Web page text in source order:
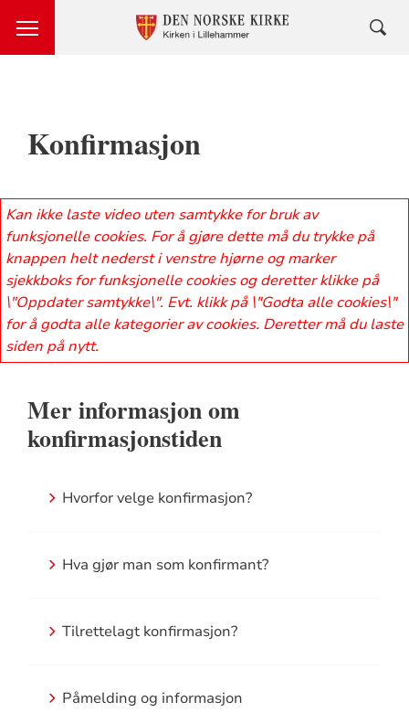
Konfirmasjon
Kan ikke laste video uten samtykke for bruk av
funksjonelle cookies. For å gjøre dette må du trykke på
knappen helt nederst i venstre hjørne og marker
sjekkboks for funksjonelle cookies og deretter klikke på
\"Oppdater samtykke\". Evt. klikk på \"Godta alle cookies\"
for å godta alle kategorier av cookies. Deretter må du laste
siden på nytt.
Mer informasjon om
konfirmasjonstiden
Hvorfor velge konfirmasjon?
Hva gjør man som konfirmant?
Tilrettelagt konfirmasjon?
Påmelding og informasjon